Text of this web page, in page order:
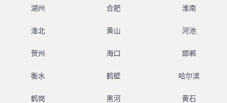
湖州 合肥 淮南
淮北 黄山 河池
贺州 海口 邯郸
衡水 鹤壁 哈尔滨
鹤岗 黑河 黄石